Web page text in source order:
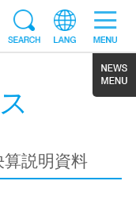
説明資料